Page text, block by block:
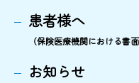
患者様へ
（保険医療機関における書面
お知らせ